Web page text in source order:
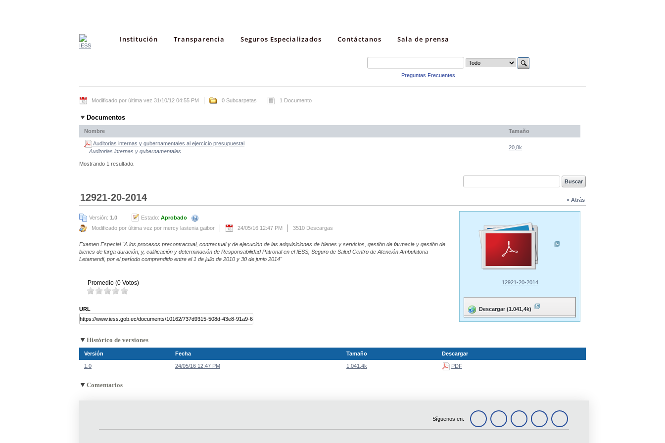
Institución Transparencia Seguros Especializados Contáctanos Sala de prensa
Preguntas Frecuentes
Modificado por última vez 31/10/12 04:55 PM 0 Subcarpetas 1 Documento
Documentos
Nombre Tamaño
Auditorias internas y gubernamentales al ejercicio presupuestal
Auditorias internas y gubernamentales
20,8k
Mostrando 1 resultado.
« Atrás
12921-20-2014
Versión: 1.0 Estado: Aprobado
Modificado por última vez por mercy lastenia gaibor
24/05/16 12:47 PM 3510 Descargas
Examen Especial "A los procesos precontractual, contractual y de ejecución de las adquisiciones de bienes y servicios, gestión de farmacia y gestión de
bienes de larga duración; y, calificación y determinación de Responsabilidad Patronal en el IESS, Seguro de Salud Centro de Atención Ambulatoria
Letamendi, por el período comprendido entre el 1 de julio de 2010 y 30 de junio 2014"
Promedio (0 Votos)
URL
12921-20-2014
Descargar (1.041,4k)
Histórico de versiones
Versión Fecha Tamaño Descargar
1.0 24/05/16 12:47 PM 1.041,4k PDF
Comentarios
Síguenos en: